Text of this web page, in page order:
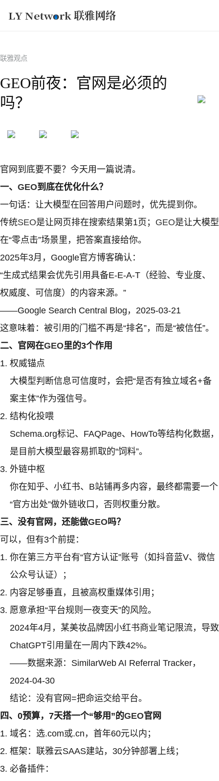
联雅观点
GEO前夜：官网是必须的
吗？
官网到底要不要？今天用一篇说清。
一、 GEO到底在优化什么？
一句话：让大模型在回答用户问题时，优先提到你。
传统SEO是让网页排在搜索结果第1页； GEO是让大模型
在“零点击”场景里，把答案直接给你。
2025年3月，Google官方博客确认：
“生成式结果会优先引用具备E-E-A-T（经验、专业度、
权威度、可信度）的内容来源。”
——Google Search Central Blog，2025-03-21
这意味着：被引用的门槛不再是“排名”，而是“被信任”。
二、官网在GEO里的3个作用
权威锚点
大模型判断信息可信度时，会把“是否有独立域名+备
案主体”作为强信号。
结构化投喂
Schema.org标记、FAQPage、HowTo等结构化数据，
是目前大模型最容易抓取的“饲料”。
外链中枢
你在知乎、小红书、B站铺再多内容，最终都需要一个
“官方出处”做外链收口，否则权重分散。
三、没有官网，还能做GEO吗？
可以，但有3个前提：
你在第三方平台有“官方认证”账号（如抖音蓝V、微信
公众号认证）；
内容足够垂直，且被高权重媒体引用；
愿意承担“平台规则一夜变天”的风险。
2024年4月，某美妆品牌因小红书商业笔记限流，导致
ChatGPT引用量在一周内下跌42%。
——数据来源：SimilarWeb AI Referral Tracker，
2024-04-30
结论：没有官网=把命运交给平台。
四、0预算，7天搭一个“够用”的GEO官网
域名：选.com或.cn，首年60元以内；
框架：联雅云SAAS建站，30分钟部署上线；
必备插件：